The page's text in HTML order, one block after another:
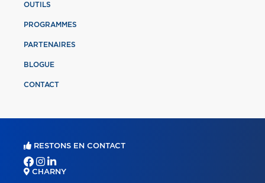
OUTILS
PROGRAMMES
PARTENAIRES
BLOGUE
CONTACT
RESTONS EN CONTACT
CHARNY